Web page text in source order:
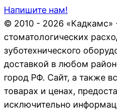
Напишите нам!
© 2010 - 2026 «Кадкамс»
стоматологических
зуботехнического
доставкой в любом
город РФ. Сайт, а также
товарах и ценах,
исключительно